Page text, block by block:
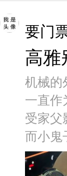
要门
高雅
机械的
一直作
受家父
而小鬼